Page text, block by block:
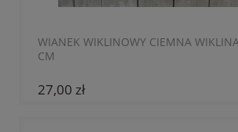
WIANEK WIKLINOWY CIEMNA
CM
27,00 zł